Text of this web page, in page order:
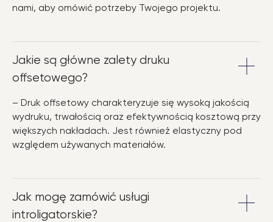
nami, aby omówić potrzeby Twojego projektu.
Jakie są główne zalety druku
offsetowego?
– Druk offsetowy charakteryzuje się wysoką jakością
wydruku, trwałością oraz efektywnością kosztową przy
większych nakładach. Jest również elastyczny pod
względem używanych materiałów.
Jak mogę zamówić usługi
introligatorskie?